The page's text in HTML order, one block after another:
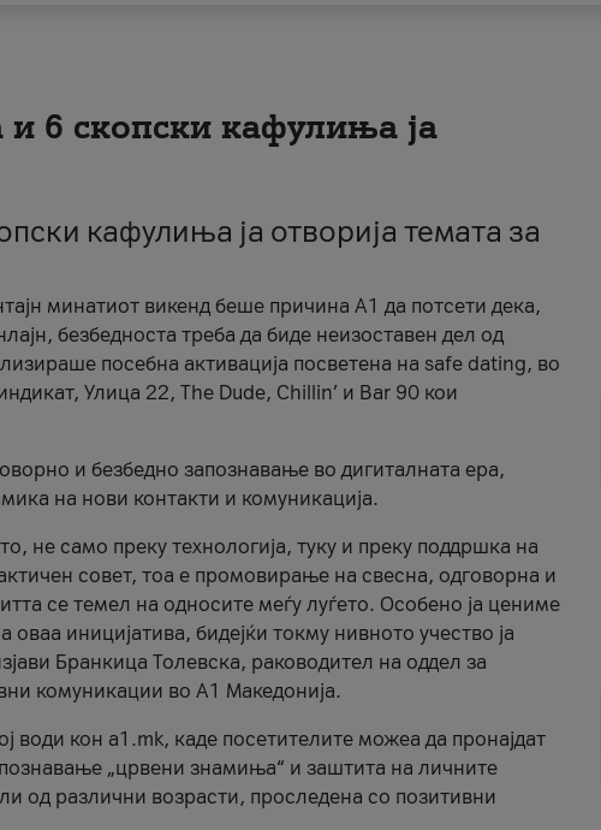
и 6 скопски кафулиња ја
кафулиња ја отворија темата за
минатиот викенд беше причина А1 да потсети дека,
безбедноста треба да биде неизоставен дел од
посебна активација посветена на safe dating, во
Улица 22, The Dude, Chillin’ и Bar 90 кои
и безбедно запознавање во дигиталната ера,
на нови контакти и комуникација.
не само преку технологија, туку и преку поддршка на
совет, тоа е промовирање на свесна, одговорна и
се темел на односите меѓу луѓето. Особено ја цениме
иницијатива, бидејќи токму нивното учество ја
Бранкица Толевска, раководител на оддел за
комуникации во А1 Македонија.
води кон a1.mk, каде посетителите можеа да пронајдат
„црвени знамиња“ и заштита на личните
од различни возрасти, проследена со позитивни